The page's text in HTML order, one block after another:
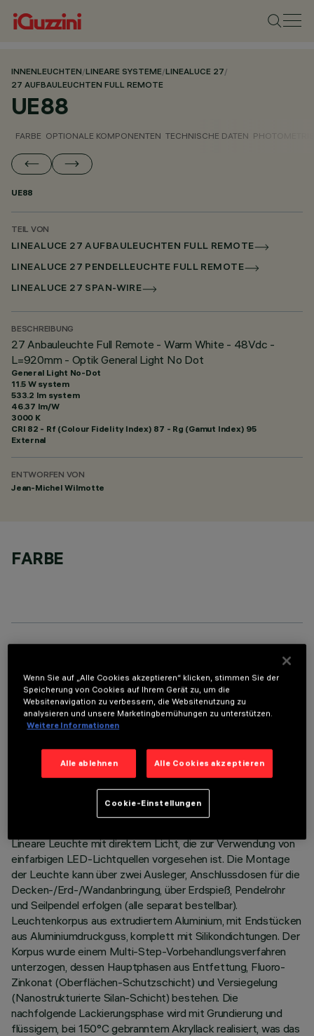
INNENLEUCHTEN/LINEARE SYSTEME/LINEALUCE 27/
27 AUFBAULEUCHTEN FULL REMOTE
UE88
FARBE OPTIONALE KOMPONENTEN TECHNISCHE DATEN
UE88
TEIL VON
LINEALUCE 27 AUFBAULEUCHTEN FULL REMOTE
LINEALUCE 27 PENDELLEUCHTE FULL REMOTE
LINEALUCE 27 SPAN-WIRE
BESCHREIBUNG
27 Anbauleuchte Full Remote - Warm White - 48Vdc -
L=920mm - Optik General Light No Dot
General Light No-Dot
11.5 W system
533.2 lm system
46.37 lm/W
3000 K
CRI 82 - Rf (Colour Fidelity Index) 87 - Rg (Gamut Index) 95
External
ENTWORFEN VON
Jean-Michel Wilmotte
FARBE
TECHNISCHE DATEN
Lineare Leuchte mit direktem Licht, die zur Verwendung von
einfarbigen LED-Lichtquellen vorgesehen ist. Die Montage
der Leuchte kann über zwei Ausleger, Anschlussdosen für die
Decken-/Erd-/Wandanbringung, über Erdspieß, Pendelrohr
und Seilpendel erfolgen (alle separat bestellbar).
Leuchtenkorpus aus extrudiertem Aluminium, mit Endstücken
aus Aluminiumdruckguss, komplett mit Silikondichtungen. Der
Korpus wurde einem Multi-Step-Vorbehandlungsverfahren
unterzogen, dessen Hauptphasen aus Entfettung, Fluoro-
Zinkonat (Oberflächen-Schutzschicht) und Versiegelung
(Nanostrukturierte Silan-Schicht) bestehen. Die
nachfolgende Lackierungsphase wird mit Grundierung und
flüssigem, bei 150°C gebranntem Akryllack realisiert, was das
Wenn Sie auf „Alle Cookies akzeptieren“ klicken, stimmen Sie der
Speicherung von Cookies auf Ihrem Gerät zu, um die
Websitenavigation zu verbessern, die Websitenutzung zu
analysieren und unsere Marketingbemühungen zu unterstützen.
Weitere Informationen
Alle ablehnen Alle Cookies akzeptieren
Cookie-Einstellungen